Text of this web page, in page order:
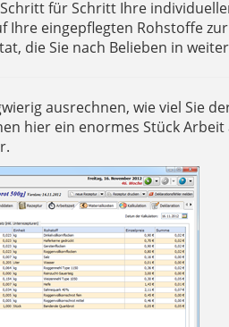
für Schritt Ihre
Ihre eingepflegten Rohstoffe
die Sie nach Belieben in
ausrechnen, wie viel Sie
hier ein enormes Stück